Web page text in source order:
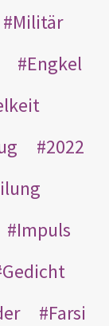
Militär
Engkel
2022
Impuls
Gedicht
Farsi